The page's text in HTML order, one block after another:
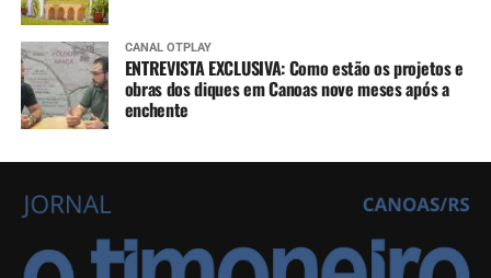
CANAL OTPLAY
ENTREVISTA EXCLUSIVA: Como estão os projetos e
obras dos diques em Canoas nove meses após a
enchente